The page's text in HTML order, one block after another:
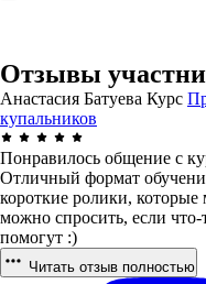
Отзывы
Анастасия Батуева Курс
купальников
Понравилось общение с
Отличный формат
короткие ролики, которые
можно спросить, если что-
помогут :)
Читать отзыв полностью